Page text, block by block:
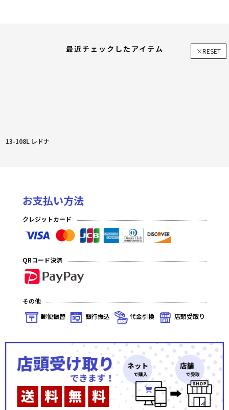
最近チェックしたアイテム ×RESET
13-108L レドナ
お支払い方法
クレジットカード
QRコード決済
その他
郵便振替
銀行振込 代金引換 店頭受取り